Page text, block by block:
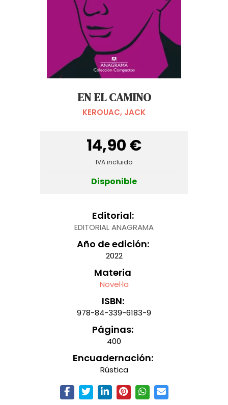
EN EL CAMINO
KEROUAC, JACK
14,90 €
IVA incluido
Disponible
Editorial:
EDITORIAL ANAGRAMA
Año de edición:
2022
Materia
Novel·la
ISBN:
978-84-339-6183-9
Páginas:
400
Encuadernación:
Rústica